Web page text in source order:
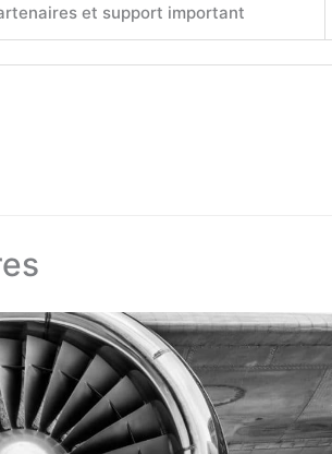
et support important